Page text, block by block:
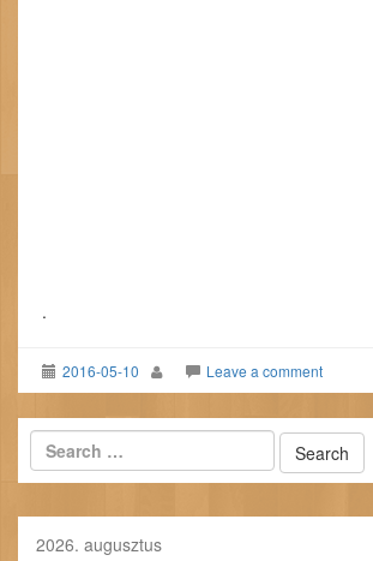
.
2016-05-10 Leave a comment
2026. augusztus